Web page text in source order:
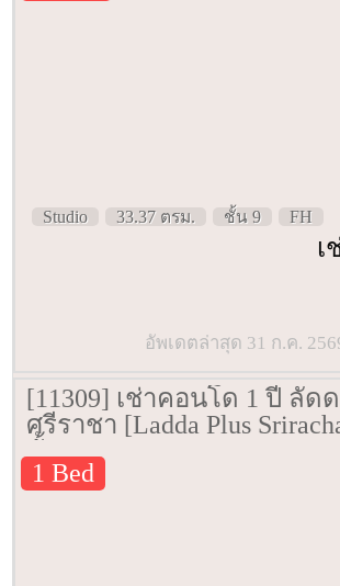
Studio 33.37 ตรม. ชั้น 9 FH
เ
อัพเดตล่าสุด 31 ก.ค.
[11309] เช่าคอนโด 1 ปี ลัด
ศรีราชา [Ladda Plus
ชั้น 9
1 Bed